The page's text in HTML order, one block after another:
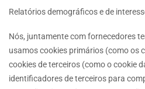
Relatórios demográficos e de
Nós, juntamente com fornecedores
usamos cookies primários (como os
cookies de terceiros (como o cookie
identificadores de terceiros para